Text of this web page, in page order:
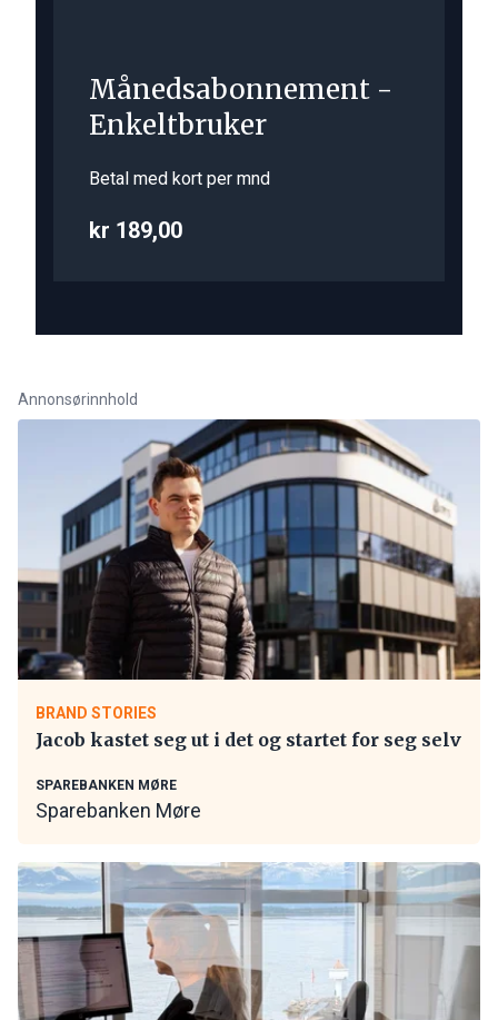
Månedsabonnement -
Enkeltbruker
Betal med kort per mnd
kr 189,00
Annonsørinnhold
BRAND STORIES
Jacob kastet seg ut i det og startet for seg selv
SPAREBANKEN MØRE
Sparebanken Møre